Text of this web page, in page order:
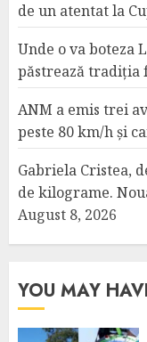
de un atentat la
Unde o va boteza
păstrează tradiția
ANM a emis trei
peste 80 km/h și
Gabriela Cristea,
de kilograme.
August 8, 2026
YOU MAY